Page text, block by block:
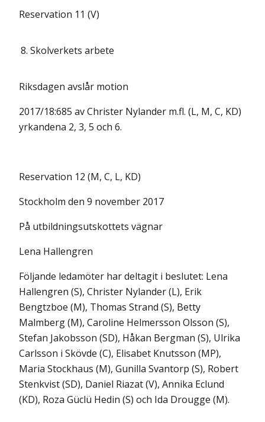
Reservation 11 (V)
8. Skolverkets arbete
Riksdagen avslår motion
2017/18:685 av Christer Nylander m.fl. (L, M, C, KD)
yrkandena 2, 3, 5 och 6.
Reservation 12 (M, C, L, KD)
Stockholm den 9 november 2017
På utbildningsutskottets vägnar
Lena Hallengren
Följande ledamöter har deltagit i beslutet: Lena
Hallengren (S), Christer Nylander (L), Erik
Bengtzboe (M), Thomas Strand (S), Betty
Malmberg (M), Caroline Helmersson Olsson (S),
Stefan Jakobsson (SD), Håkan Bergman (S), Ulrika
Carlsson i Skövde (C), Elisabet Knutsson (MP),
Maria Stockhaus (M), Gunilla Svantorp (S), Robert
Stenkvist (SD), Daniel Riazat (V), Annika Eclund
(KD), Roza Güclü Hedin (S) och Ida Drougge (M).